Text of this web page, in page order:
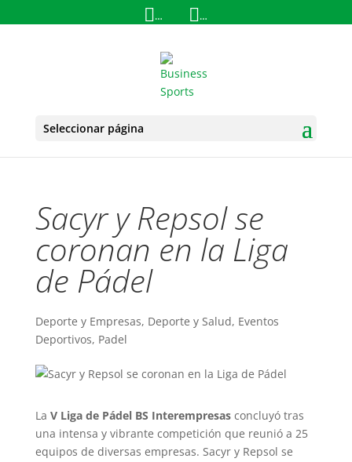
+34 657 33 76 42
info@business-
Seleccionar página
Sacyr y Repsol se
coronan en la Liga
de Pádel
Deporte y Empresas, Deporte y Salud, Eventos
Deportivos, Padel
La V Liga de Pádel BS Interempresasconcluyó tras
una intensa y vibrante competición que reunió a 25
equipos de diversas empresas. Sacyr y Repsol se